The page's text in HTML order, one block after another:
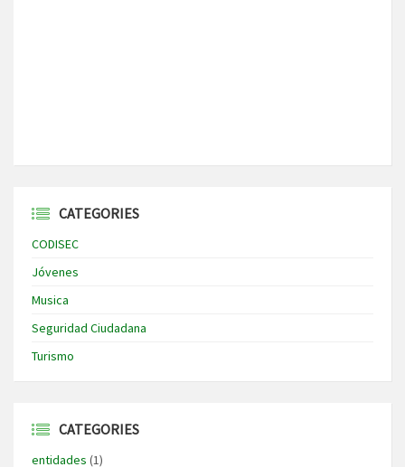
CATEGORIES
CODISEC
Jóvenes
Musica
Seguridad Ciudadana
Turismo
CATEGORIES
entidades (1)